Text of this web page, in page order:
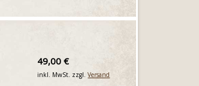
49,00 €
inkl. MwSt. zzgl.Versand